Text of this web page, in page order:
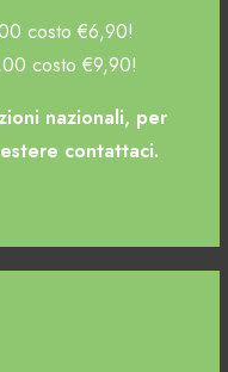
costo €6,90!
costo €9,90!
nazionali, per
contattaci.